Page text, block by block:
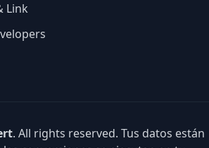
Link
. All rights reserved. Tus datos están